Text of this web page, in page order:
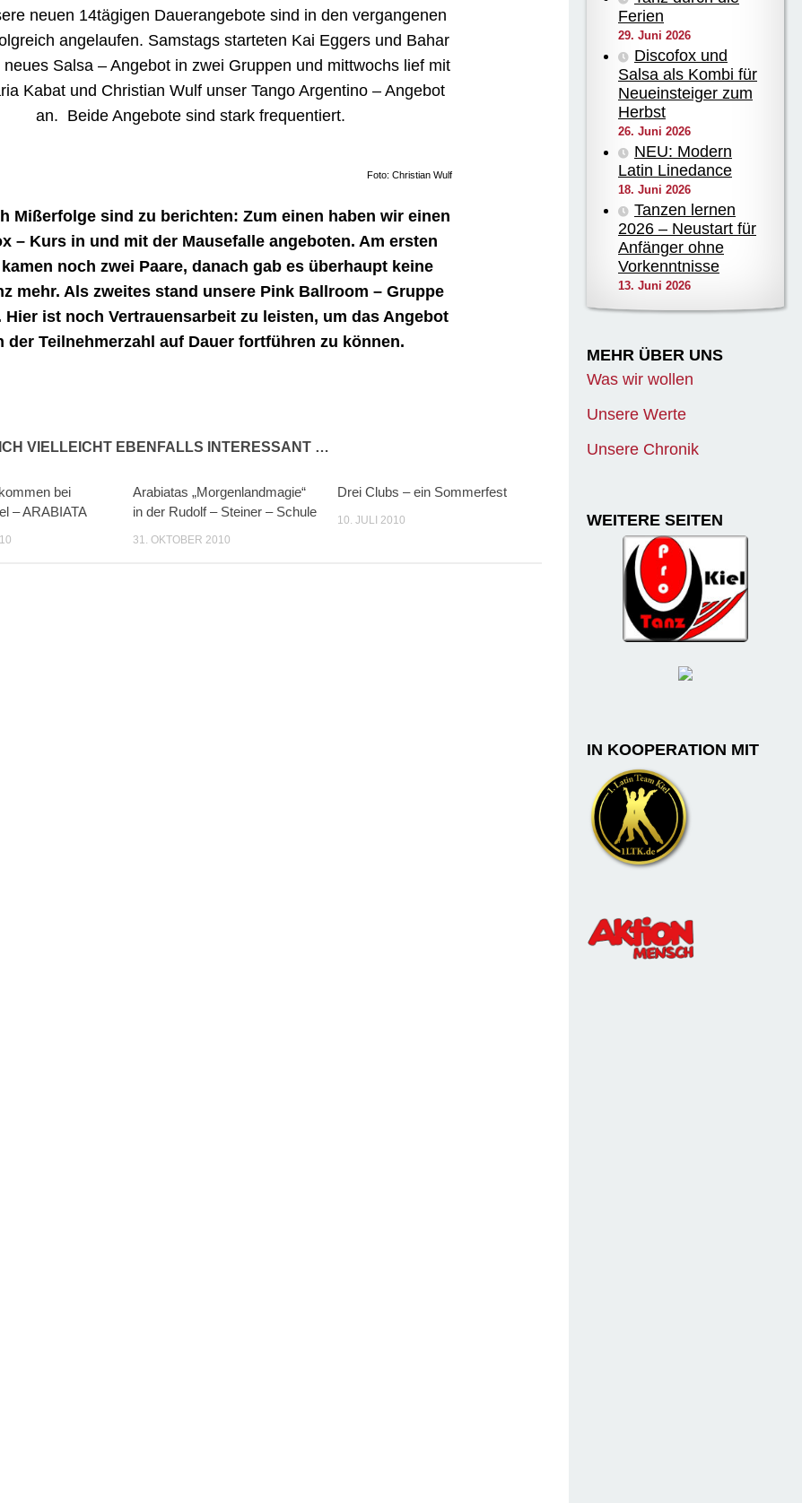
neuen 14tägigen Dauerangebote sind in den vergangenen
angelaufen. Samstags starteten Kai Eggers und Bahar
neues Salsa – Angebot in zwei Gruppen und mittwochs lief mit
Kabat und Christian Wulf unser Tango Argentino – Angebot
an. Beide Angebote sind stark frequentiert.
Foto: Christian Wulf
Mißerfolge sind zu berichten: Zum einen haben wir einen
– Kurs in und mit der Mausefalle angeboten. Am ersten
noch zwei Paare, danach gab es überhaupt keine
mehr. Als zweites stand unsere Pink Ballroom – Gruppe
Hier ist noch Vertrauensarbeit zu leisten, um das Angebot
der Teilnehmerzahl auf Dauer fortführen zu können.
VIELLEICHT EBENFALLS INTERESSANT …
bei
– ARABIATA
Arabiatas „Morgenlandmagie“
in der Rudolf – Steiner – Schule
31. OKTOBER 2010
Drei Clubs – ein Sommerfest
10. JULI 2010
Ferien
29. Juni 2026
Discofox und
Salsa als Kombi für
Neueinsteiger zum
Herbst
26. Juni 2026
NEU: Modern
Latin Linedance
18. Juni 2026
Tanzen lernen
2026 – Neustart für
Anfänger ohne
Vorkenntnisse
13. Juni 2026
MEHR ÜBER UNS
Was wir wollen
Unsere Werte
Unsere Chronik
WEITERE SEITEN
IN KOOPERATION MIT